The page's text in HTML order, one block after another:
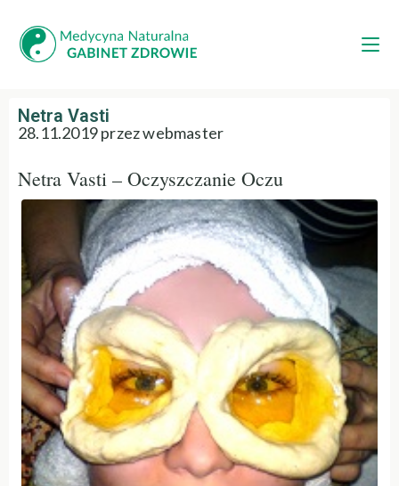
Netra Vasti
28.11.2019 przez webmaster
Netra Vasti – Oczyszczanie Oczu